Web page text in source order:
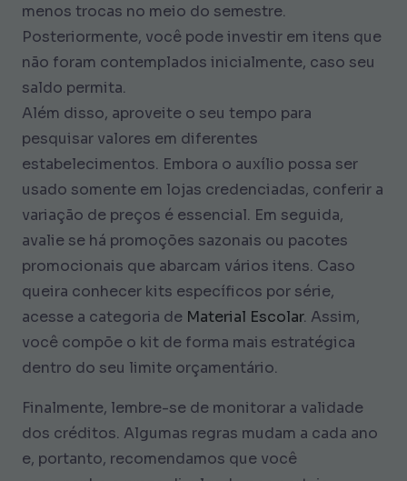
menos trocas no meio do semestre.
Posteriormente, você pode investir em itens que
não foram contemplados inicialmente, caso seu
saldo permita.
Além disso, aproveite o seu tempo para
pesquisar valores em diferentes
estabelecimentos. Embora o auxílio possa ser
usado somente em lojas credenciadas, conferir a
variação de preços é essencial. Em seguida,
avalie se há promoções sazonais ou pacotes
promocionais que abarcam vários itens. Caso
queira conhecer kits específicos por série,
acesse a categoria de Material Escolar. Assim,
você compõe o kit de forma mais estratégica
dentro do seu limite orçamentário.
Finalmente, lembre-se de monitorar a validade
dos créditos. Algumas regras mudam a cada ano
e, portanto, recomendamos que você